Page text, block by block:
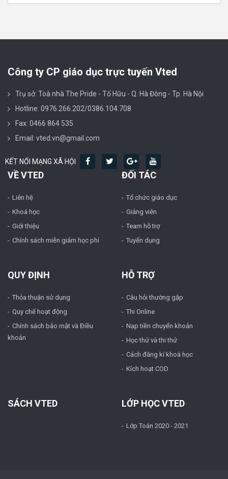
Công ty CP giáo dục trực tuyến Vted
Trụ sở: Toà nhà The Pride - Tố Hữu - Q. Hà Đông - Tp. Hà Nội
Hotline: 0976.266.202/0386.104.708
Fax: 0466 864 535
Email: vted.vn@gmail.com
KẾT NỐI MẠNG XÃ HỘI
VỀ VTED
Liên hệ
Khoá học
Giới thiệu
Chính sách miễn giảm học phí
ĐỐI TÁC
Tổ chức giáo dục
Giảng viên
Team hỗ trợ
Tuyển dụng
QUY ĐỊNH
Thỏa thuận sử dụng
Quy chế hoạt động
Chính sách bảo mật và Điều
khoản
HỖ TRỢ
Câu hỏi thường gặp
Thi Online
Nạp tiền chuyển khoản
Học thử và thi thử
Cách đăng kí khoá học
Kích hoạt COD
SÁCH VTED LỚP HỌC VTED
Lớp Toán 2020 - 2021